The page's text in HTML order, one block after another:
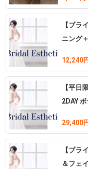
【ブラ
ニング
12,240
【平日
2DAY
29,400
【ブラ
＆フェ